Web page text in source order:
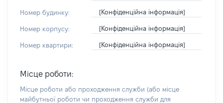
Номер будинку: [Конфіденційна інформація]
Номер корпусу: [Конфіденційна інформація]
Номер квартири: [Конфіденційна інформація]
Місце роботи:
Місце роботи або проходження служби (або місце
майбутньої роботи чи проходження служби для